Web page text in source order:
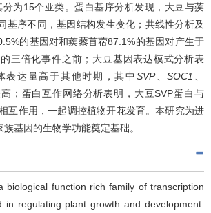
分为15个亚类。蛋白基序分析发现，大豆与蒺
基序不同，基因结构发生变化；共线性分析及
的基因对和蒺藜苜蓿87.1%的基因对产生于
三倍化事件之前；大豆基因表达模式分析表
表达量高于其他时期，其中 SVP、SOC1
；蛋白互作网络分析表明，大豆SVP蛋白与
互作用，一起调控植物开花发育。本研究为进
族基因的生物学功能奠定基础。
biological function rich family of transcription
in regulating plant growth and development.